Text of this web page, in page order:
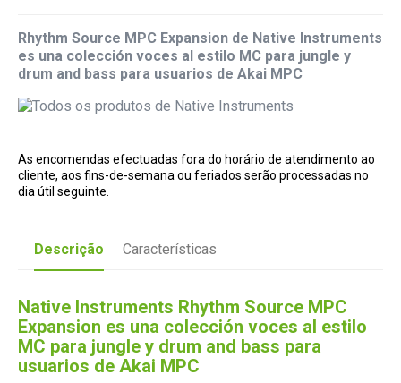
Rhythm Source MPC Expansion de Native Instruments
es una colección voces al estilo MC para jungle y
drum and bass para usuarios de Akai MPC
As encomendas efectuadas fora do horário de atendimento ao
cliente, aos fins-de-semana ou feriados serão processadas no
dia útil seguinte.
Descrição Características
Native Instruments Rhythm Source MPC
Expansion es una colección voces al estilo
MC para jungle y drum and bass para
usuarios de Akai MPC